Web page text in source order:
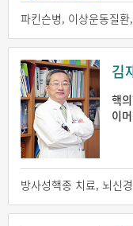
파킨슨병, 이상운동질
김
핵
이
방사성핵종 치료, 뇌신